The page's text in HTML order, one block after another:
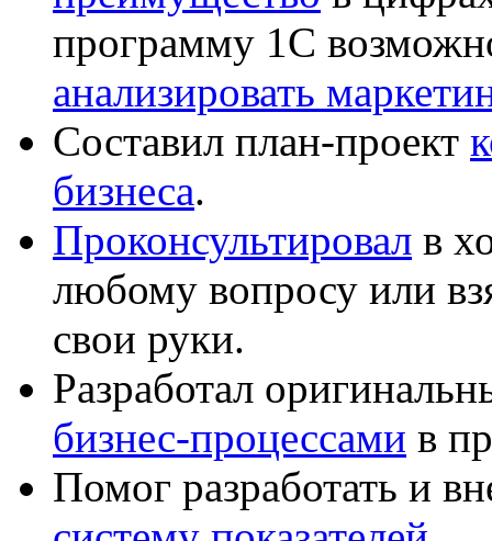
программу 1С
анализировать
Составил план-проект
бизнеса.
Проконсультировал в
любому вопросу или
свои руки.
Разработал
бизнес-процессами в
Помог разработать и